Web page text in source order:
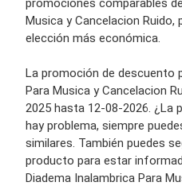
Musica y Cancelacion Ruido,
elección más económica.
La promoción de descuento
Para Musica y Cancelacion
2025 hasta 12-08-2026. ¿La
hay problema, siempre
similares. También puedes
producto para estar
Diadema Inalambrica Para